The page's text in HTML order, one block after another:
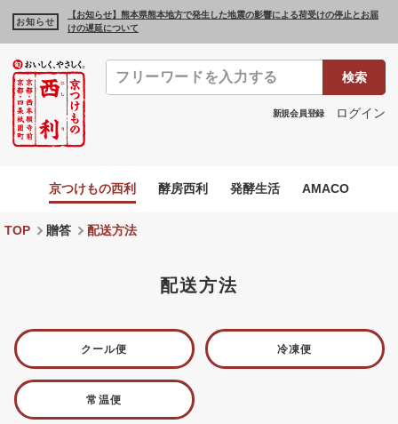
お知らせ
【お知らせ】熊本県熊本地方で発生した地震の影響による荷受けの停止とお届
けの遅延について
検索
新規会員登録 ログイン
京つけもの西利 酵房西利 発酵生活 AMACO
TOP 贈答 配送方法
配送方法
クール便 冷凍便
常温便